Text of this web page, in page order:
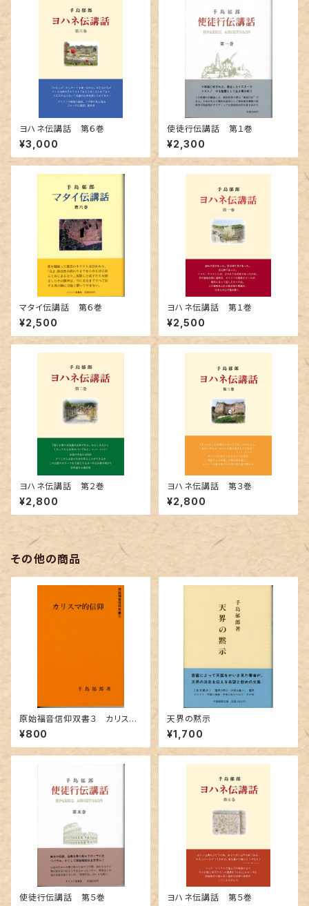
ヨハネ伝講話 第６巻
¥3,000
使徒行伝講話 第１巻
¥2,300
マタイ伝講話 第６巻
¥2,500
ヨハネ伝講話 第１巻
¥2,500
ヨハネ伝講話 第２巻
¥2,800
ヨハネ伝講話 第３巻
¥2,800
その他の商品
原始福音信仰双書３ カリスマ
的信仰
¥800
天界の黙示
¥1,700
使徒行伝講話 第５巻 ヨハネ伝講話 第５巻